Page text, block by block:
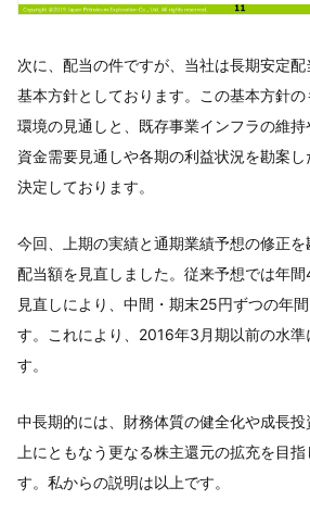
次に、配当の件ですが、当社は長期安定
基本方針としております。この基本方針
環境の見通しと、既存事業インフラの維
資金需要見通しや各期の利益状況を勘案
決定しております。
今回、上期の実績と通期業績予想の修正
配当額を見直しました。従来予想では年
見直しにより、中間・期末25円ずつの年
す。これにより、2016年3月期以前の水準
す。
中長期的には、財務体質の健全化や成長
上にともなう更なる株主還元の拡充を目
す。私からの説明は以上です。